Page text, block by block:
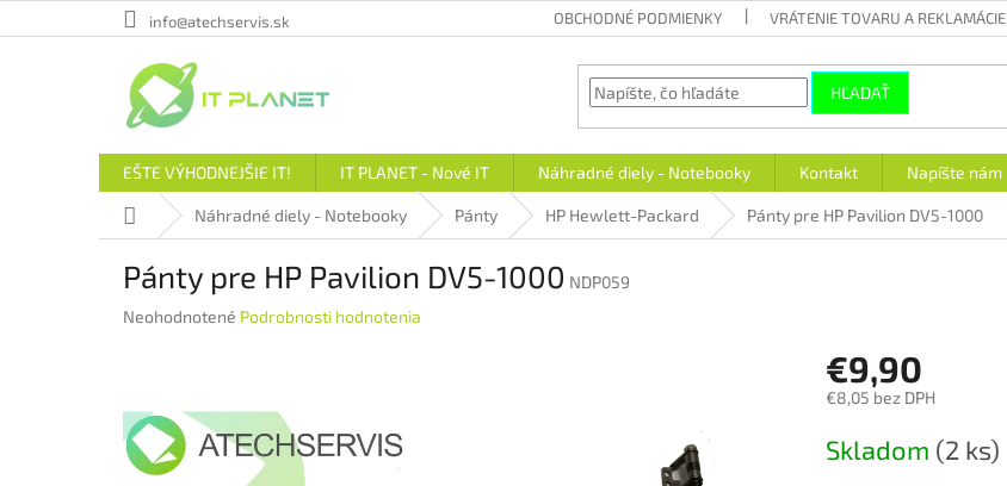
na
info@atechservis.sk OBCHODNÉ PODMIENKY VRÁTENIE TOVARU A REKLAMÁCIE
HĽADAŤ
EŠTE VÝHODNEJŠIE IT! IT PLANET - Nové IT Náhradné diely - Notebooky Kontakt Napíšte nám
DomovNáhradné diely - Notebooky Pánty HP Hewlett-Packard Pánty pre HP Pavilion DV5-1000
Pánty pre HP Pavilion DV5-1000 NDP059
Priemerné
0,0
z
5
hviezdičiek.
Neohodnotené Podrobnosti hodnotenia
€9,90
€8,05 bez DPH
cena:
Skladom (2 ks)